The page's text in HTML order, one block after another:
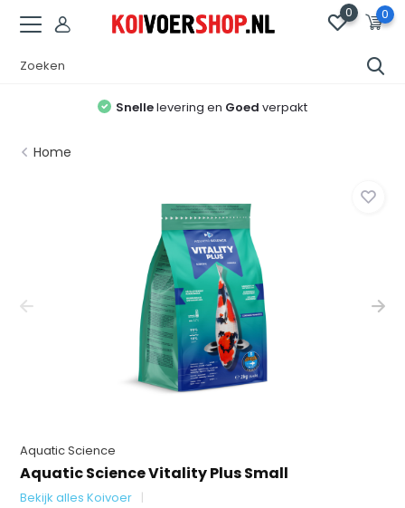
0 0
Snellelevering en Goed verpakt
Home
Aquatic Science
Aquatic Science Vitality Plus Small
Bekijk alles Koivoer